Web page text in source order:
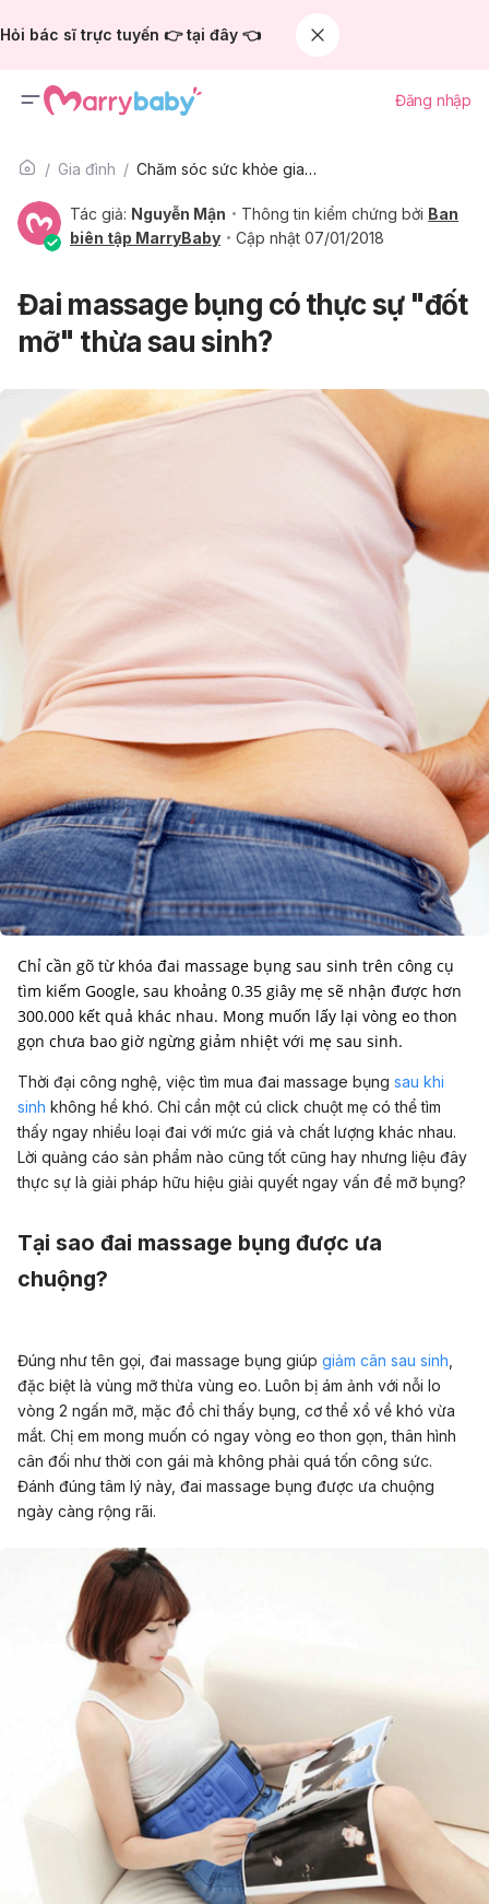
Hỏi bác sĩ trực tuyến 👉 tại đây 👈
Đăng nhập
Gia đình Chăm sóc sức khỏe gia đình
Tác giả: Nguyễn Mận Thông tin kiểm chứng bởi Ban
biên tập MarryBaby
Cập nhật 07/01/2018
Đai massage bụng có thực sự "đốt
mỡ" thừa sau sinh?
Chỉ cần gõ từ khóa đai massage bụng sau sinh trên công cụ
tìm kiếm Google, sau khoảng 0.35 giây mẹ sẽ nhận được hơn
300.000 kết quả khác nhau. Mong muốn lấy lại vòng eo thon
gọn chưa bao giờ ngừng giảm nhiệt với mẹ sau sinh.
Thời đại công nghệ, việc tìm mua đai massage bụng sau khi
sinh không hề khó. Chỉ cần một cú click chuột mẹ có thể tìm
thấy ngay nhiều loại đai với mức giá và chất lượng khác nhau.
Lời quảng cáo sản phẩm nào cũng tốt cũng hay nhưng liệu đây
thực sự là giải pháp hữu hiệu giải quyết ngay vấn đề mỡ bụng?
Tại sao đai massage bụng được ưa
chuộng?
Đúng như tên gọi, đai massage bụng giúp giảm cân sau sinh
đặc biệt là vùng mỡ thừa vùng eo. Luôn bị ám ảnh với nỗi lo
vòng 2 ngấn mỡ, mặc đồ chỉ thấy bụng, cơ thể xồ về khó vừa
mắt. Chị em mong muốn có ngay vòng eo thon gọn, thân hình
cân đối như thời con gái mà không phải quá tốn công sức.
Đánh đúng tâm lý này, đai massage bụng được ưa chuộng
ngày càng rộng rãi.